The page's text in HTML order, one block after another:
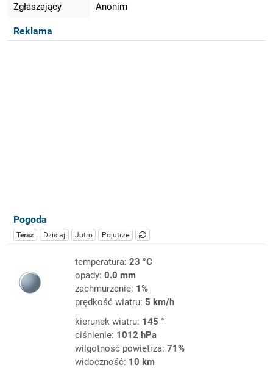
Zgłaszający Anonim
Reklama
Pogoda
Teraz Dzisiaj Jutro Pojutrze
temperatura: 23 °C
opady: 0.0 mm
zachmurzenie: 1%
prędkość wiatru: 5 km/h
kierunek wiatru: 145 °
ciśnienie: 1012 hPa
wilgotność powietrza: 71%
widoczność: 10 km